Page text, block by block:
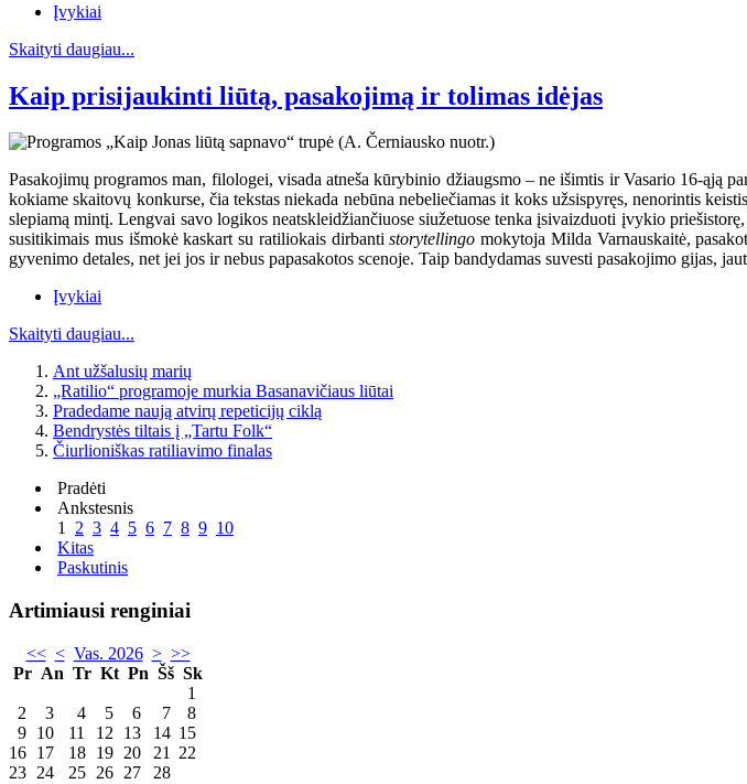
Įvykiai
Skaityti daugiau...
Kaip prisijaukinti liūtą, pasakojimą ir tolimas idėjas
Pasakojimų programos man, filologei, visada atneša kūrybinio džiaugsmo – ne išimtis ir Vasario 16-
kokiame skaitovų konkurse, čia tekstas niekada nebūna nebeliečiamas it koks užsispyręs, nenorintis
slepiamą mintį. Lengvai savo logikos neatskleidžiančiuose siužetuose tenka įsivaizduoti įvykio
susitikimais mus išmokė kaskart su ratiliokais dirbantistorytellingo mokytoja Milda Varnauskaitė,
gyvenimo detales, net jei jos ir nebus papasakotos scenoje. Taip bandydamas suvesti pasakojimo gijas,
Įvykiai
Skaityti daugiau...
Ant užšalusių marių
„Ratilio“ programoje murkia Basanavičiaus liūtai
Pradedame naują atvirų repeticijų ciklą
Bendrystės tiltais į „Tartu Folk“
Čiurlioniškas ratiliavimo finalas
Pradėti
Ankstesnis
1 2 3 4 5 6 7 8 9 10
Kitas
Paskutinis
Artimiausi renginiai
<< < Vas. 2026 > >>
Pr An Tr Kt Pn Šš Sk
1
2
3 4 5 6 7
8
9 10 11 12 13 14 15
16 17 18 19 20 21
22
23 24 25 26 27 28